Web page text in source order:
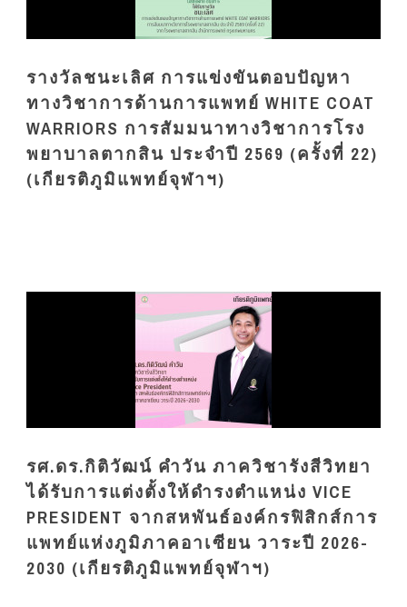
รางวัลชนะเลิศ การแข่งขันตอบปัญหา
ทางวิชาการด้านการแพทย์ WHITE COAT
WARRIORS การสัมมนาทางวิชาการโรง
พยาบาลตากสิน ประจำปี 2569 (ครั้งที่ 22)
(เกียรติภูมิแพทย์จุฬาฯ)
รศ.ดร.กิติวัฒน์ คำวัน ภาควิชารังสีวิทยา
ได้รับการแต่งตั้งให้ดำรงตำแหน่ง VICE
PRESIDENT จากสหพันธ์องค์กรฟิสิกส์การ
แพทย์แห่งภูมิภาคอาเซียน วาระปี 2026-
2030 (เกียรติภูมิแพทย์จุฬาฯ)